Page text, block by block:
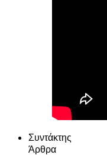
Συντάκτης
Άρθρα